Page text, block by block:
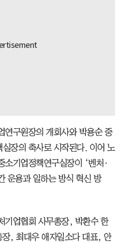
연구원장의 개회사와 박용순 중
장의 축사로 시작된다. 이어 노
소기업정책연구실장이 ‘벤처·
운용과 일하는 방식 혁신 방
기업협회 사무총장, 박환수 한
, 최대우 애자일소다 대표, 안